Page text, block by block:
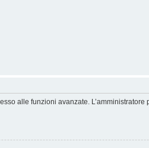
alle funzioni avanzate.